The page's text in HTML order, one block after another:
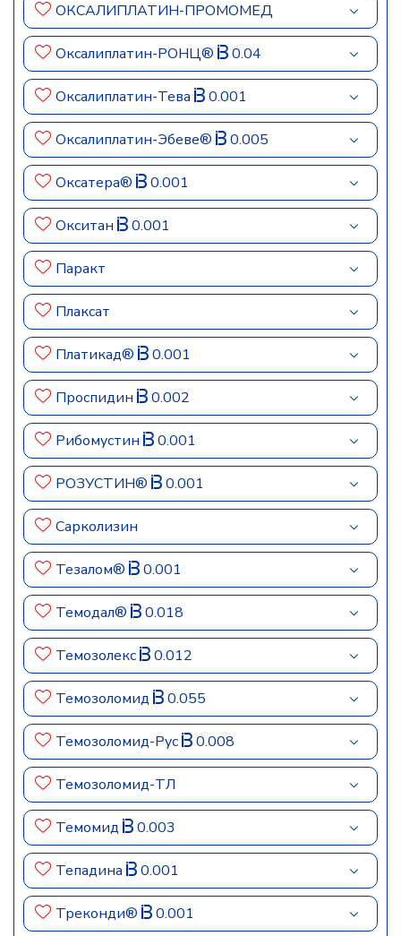
ОКСАЛИПЛАТИН-ПРОМОМЕД
Оксалиплатин-РОНЦ® 0.04
Оксалиплатин-Тева 0.001
Оксалиплатин-Эбеве® 0.005
Оксатера® 0.001
Окситан 0.001
Паракт
Плаксат
Платикад® 0.001
Проспидин 0.002
Рибомустин 0.001
РОЗУСТИН® 0.001
Сарколизин
Тезалом® 0.001
Темодал® 0.018
Темозолекс 0.012
Темозоломид 0.055
Темозоломид-Рус 0.008
Темозоломид-ТЛ
Темомид 0.003
Тепадина 0.001
Треконди® 0.001